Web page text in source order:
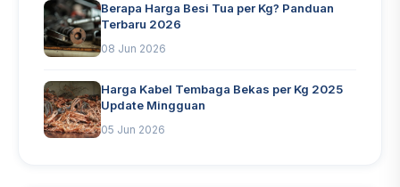
Berapa Harga Besi Tua per Kg? Panduan
Terbaru 2026
08 Jun 2026
Harga Kabel Tembaga Bekas per Kg 2025
Update Mingguan
05 Jun 2026